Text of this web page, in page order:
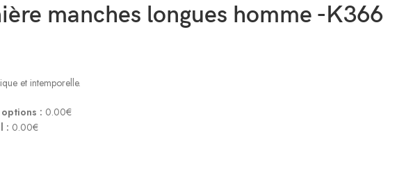
manches longues homme -K366
et intemporelle.
: 0.00€
: 0.00€